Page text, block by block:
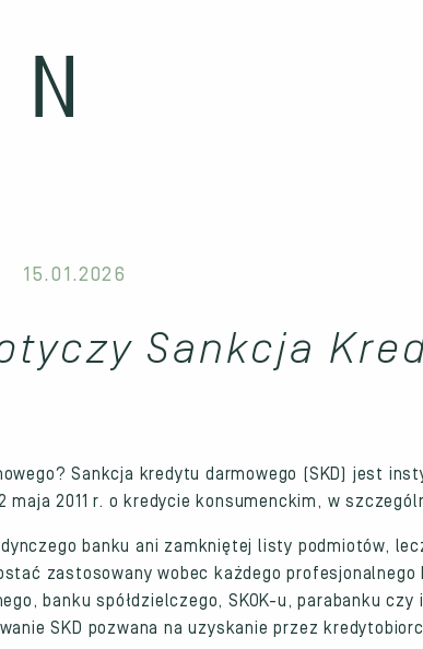
15.01.2026
Sankcja
Sankcja kredytu darmowego (SKD) jest
maja 2011 r. o kredycie konsumenckim, w
banku ani zamkniętej listy podmiotów,
zastosowany wobec każdego
banku spółdzielczego, SKOK-u, parabanku
SKD pozwana na uzyskanie przez